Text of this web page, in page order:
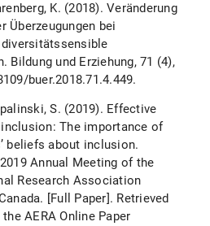
K. (2018). Veränderung
Überzeugungen bei
Bildung und Erziehung, 71 (4),
buer.2018.71.4.449.
S. (2019). Effective
The importance of
beliefs about inclusion.
Annual Meeting of the
Research Association
[Full Paper]. Retrieved
AERA Online Paper